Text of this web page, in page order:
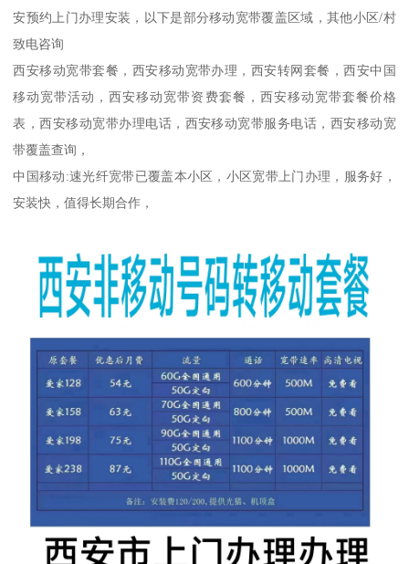
安预约上门办理安装，以下是部分移动宽带覆盖区域，其他小区/村
致电咨询
西安移动宽带套餐，西安移动宽带办理，西安转网套餐，西安中国
移动宽带活动，西安移动宽带资费套餐，西安移动宽带套餐价格
表，西安移动宽带办理电话，西安移动宽带服务电话，西安移动宽
带覆盖查询，
中国移动:速光纤宽带已覆盖本小区，小区宽带上门办理，服务好，
安装快，值得长期合作，